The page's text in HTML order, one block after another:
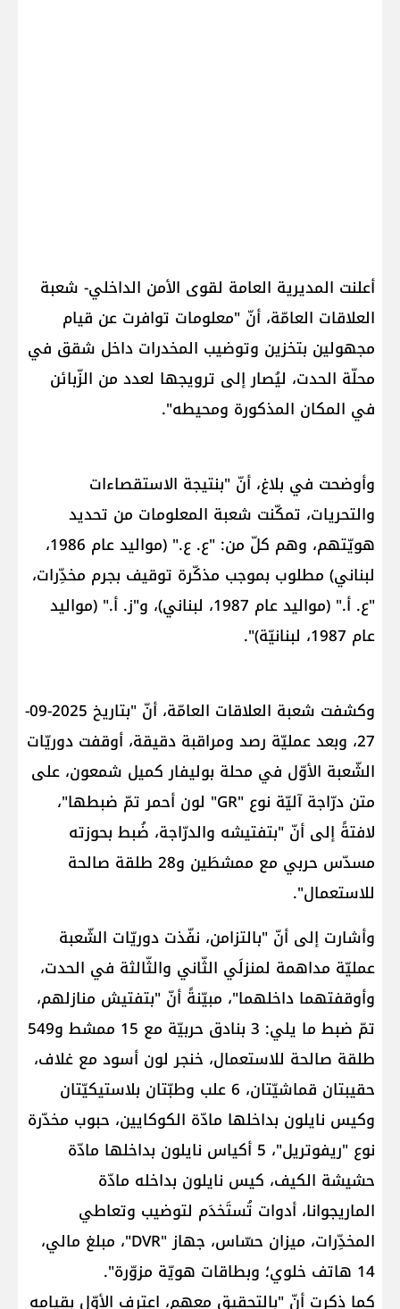
أعلنت ​المديرية العامة لقوى الأمن الداخلي​- شعبة
العلاقات العامّة، أنّ "معلومات توافرت عن قيام
مجهولين بتخزين وتوضيب ​المخدرات​ داخل شقق في
محلّة ​الحدت​، ليُصار إلى ترويجها لعدد من الزّبائن
في المكان المذكورة ومحيطه".
وأوضحت في بلاغ، أنّ "بنتيجة الاستقصاءات
والتحريات، تمكّنت ​شعبة المعلومات​ من تحديد
هويّتهم، وهم كلّ من: "ع. ع." (مواليد عام 1986،
لبناني) مطلوب بموجب مذكّرة توقيف بجرم مخدِّرات،
"ع. أ." (مواليد عام 1987، لبناني)، و"ز. أ." (مواليد
عام 1987، لبنانيّة)".
وكشفت شعبة العلاقات العامّة، أنّ "بتاريخ 2025-09-
27، وبعد عمليّة رصد ومراقبة دقيقة، أوقفت دوريّات
الشّعبة الأوّل في محلة بوليفار كميل شمعون، على
متن درّاجة آليّة نوع "GR" لون أحمر تمّ ضبطها"،
لافتةً إلى أنّ "بتفتيشه والدرّاجة، ضُبط بحوزته
مسدّس حربي مع ممشطَين و28 طلقة صالحة
للاستعمال".
وأشارت إلى أنّ "بالتزامن، نفّذت دوريّات الشّعبة
عمليّة مداهمة لمنزلَي الثّاني والثّالثة في الحدت،
وأوقفتهما داخلهما"، مبيّنةً أنّ "بتفتيش منازلهم،
تمّ ضبط ما يلي: 3 بنادق حربيّة مع 15 ممشط و549
طلقة صالحة للاستعمال، خنجر لون أسود مع غلاف،
حقيبتان قماشيّتان، 6 علب وطبّتان بلاستيكيّتان
وكيس نايلون بداخلها مادّة الكوكايين، حبوب مخدّرة
نوع "ريفوتريل"، 5 أكياس نايلون بداخلها مادّة
حشيشة الكيف، كيس نايلون بداخله مادّة
الماريجوانا، أدوات تُستَخدَم لتوضيب وتعاطي
المخدِّرات، میزان حسّاس، جهاز "DVR"، مبلغ مالي،
14 هاتف خلوي؛ وبطاقات هويّة مزوّرة".
كما ذكرت أنّ "بالتحقيق معهم، اعترف الأوّل بقيامه